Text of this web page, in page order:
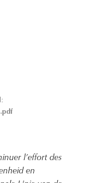
l’effort des
en